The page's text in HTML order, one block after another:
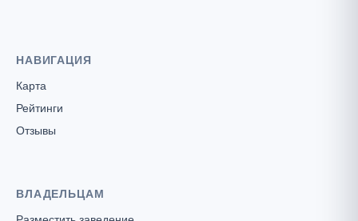
НАВИГАЦИЯ
Карта
Рейтинги
Отзывы
ВЛАДЕЛЬЦАМ